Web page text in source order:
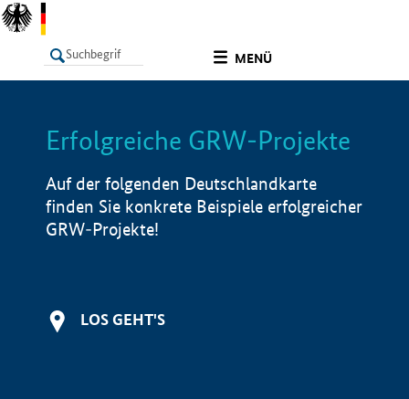
MENÜ
LISTE Info
Erfolgreiche GRW-Projekte
Auf der folgenden Deutschlandkarte
finden Sie konkrete Beispiele erfolgreicher
GRW-Projekte!
LOS GEHT'S